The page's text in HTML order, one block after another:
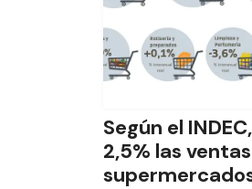
Según el
2,5% las